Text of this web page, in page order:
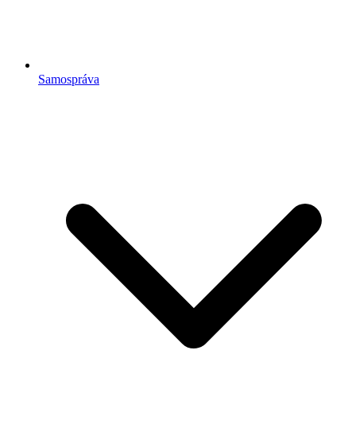
Samospráva